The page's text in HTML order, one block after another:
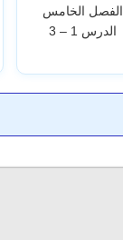
الفصل الخامس
الدرس 1 – 3